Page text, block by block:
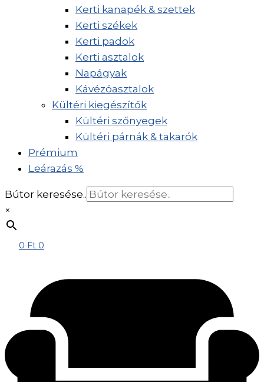
Kerti kanapék & szettek
Kerti székek
Kerti padok
Kerti asztalok
Napágyak
Kávézóasztalok
Kültéri kiegészítők
Kültéri szőnyegek
Kültéri párnák & takarók
Prémium
Leárazás %
Bútor keresése..
×
0 Ft 0